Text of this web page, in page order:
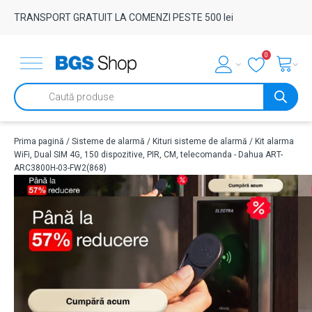
TRANSPORT GRATUIT LA COMENZI PESTE 500 lei
0
Products
search
Prima pagină / Sisteme de alarmă / Kituri sisteme de alarmă / Kit alarma
WiFi, Dual SIM 4G, 150 dispozitive, PIR, CM, telecomanda - Dahua ART-
ARC3800H-03-FW2(868)